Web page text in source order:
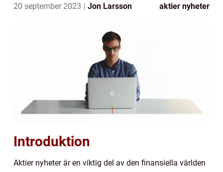
20 september 2023 Jon Larsson aktier nyheter
Introduktion
Aktier nyheter är en viktig del av den finansiella världen